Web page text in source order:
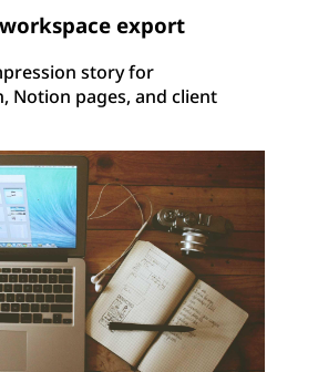
export
story for
Notion pages, and client